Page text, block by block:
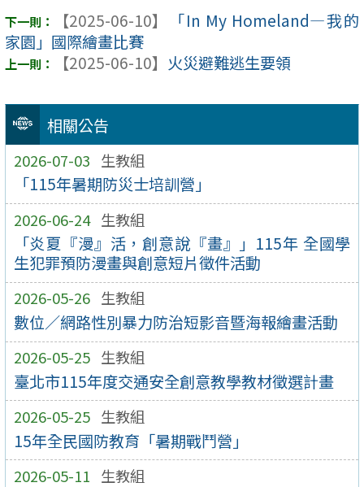
相關公告
2026-07-03 生教組
「115年暑期防災士培訓營」
2026-06-24 生教組
「炎夏『漫』活，創意說『畫』」115年 全國學
生犯罪預防漫畫與創意短片徵件活動
2026-05-26 生教組
數位∕網路性別暴力防治短影音暨海報繪畫活動
2026-05-25 生教組
臺北市115年度交通安全創意教學教材徵選計畫
2026-05-25 生教組
15年全民國防教育「暑期戰鬥營」
2026-05-11 生教組
【2025-06-10】
「In My Homeland—我的
家園」國際繪畫比賽
【2025-06-10】 火災避難逃生要領